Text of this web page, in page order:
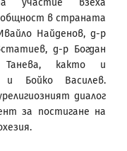
в страната
Найденов, д-р
д-р Богдан
както и
и Бойко Василев.
диалог
за постигане на